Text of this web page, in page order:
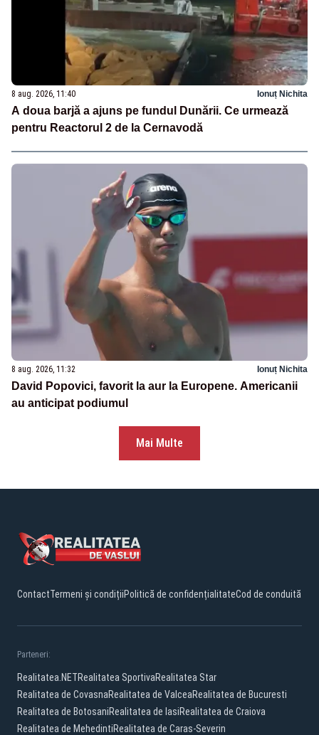
8 aug. 2026, 11:40 Ionuț Nichita
A doua barjă a ajuns pe fundul Dunării. Ce urmează
pentru Reactorul 2 de la Cernavodă
8 aug. 2026, 11:32 Ionuț Nichita
David Popovici, favorit la aur la Europene. Americanii
au anticipat podiumul
Mai Multe
ContactTermeni și condițiiPolitică de confidențialitateCod de conduită
Parteneri:
Realitatea.NETRealitatea SportivaRealitatea Star
Realitatea de CovasnaRealitatea de ValceaRealitatea de Bucuresti
Realitatea de BotosaniRealitatea de IasiRealitatea de Craiova
Realitatea de MehedintiRealitatea de Caras-Severin